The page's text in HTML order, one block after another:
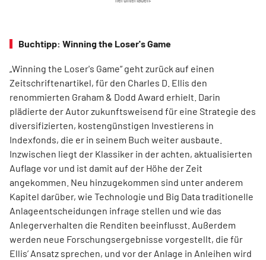
Buchtipp: Winning the Loser's Game
„Winning the Loser's Game“ geht zurück auf einen
Zeitschriftenartikel, für den Charles D. Ellis den
renommierten Graham & Dodd Award erhielt. Darin
plädierte der Autor zukunftsweisend für eine Strategie des
diversifizierten, kostengünstigen Investierens in
Indexfonds, die er in seinem Buch weiter ausbaute.
Inzwischen liegt der Klassiker in der achten, aktualisierten
Auflage vor und ist damit auf der Höhe der Zeit
angekommen. Neu hinzugekommen sind unter anderem
Kapitel darüber, wie Technologie und Big Data traditionelle
Anlageentscheidungen infrage stellen und wie das
Anlegerverhalten die Renditen beeinflusst. Außerdem
werden neue Forschungsergebnisse vorgestellt, die für
Ellis’ Ansatz sprechen, und vor der Anlage in Anleihen wird